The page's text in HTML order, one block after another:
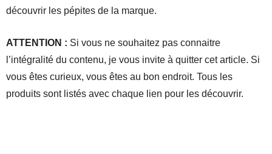
découvrir les pépites de la marque.
ATTENTION : Si vous ne souhaitez pas connaitre
l’intégralité du contenu, je vous invite à quitter cet article. Si
vous êtes curieux, vous êtes au bon endroit. Tous les
produits sont listés avec chaque lien pour les découvrir.